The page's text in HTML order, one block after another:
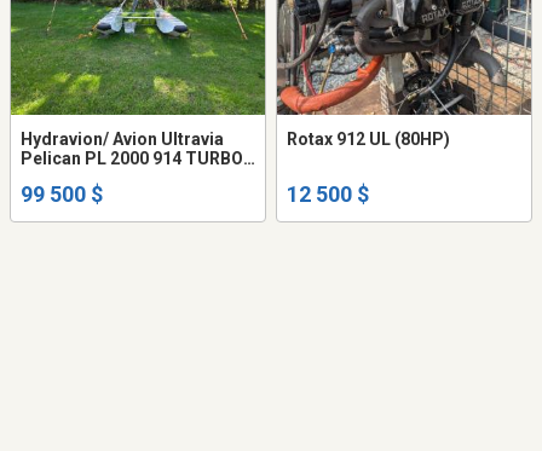
Hydravion/ Avion Ultravia
Pelican PL 2000 914 TURBO
99 500 $
Rotax 912 UL (80HP)
12 500 $